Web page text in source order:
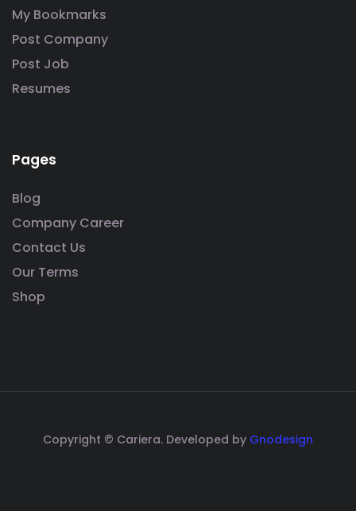
My Bookmarks
Post Company
Post Job
Resumes
Pages
Blog
Company Career
Contact Us
Our Terms
Shop
Copyright © Cariera. Developed by Gnodesign